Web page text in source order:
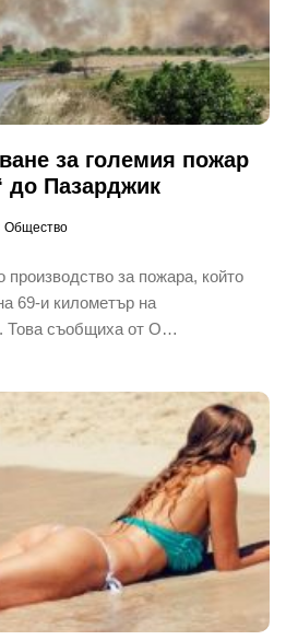
за големия пожар
до Пазарджик
Общество
за пожара, който
69-и километър на
Това съобщиха от О…